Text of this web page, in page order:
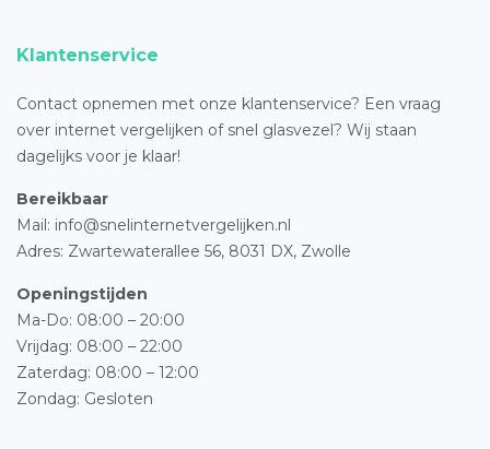
Klantenservice
Contact opnemen met onze klantenservice? Een vraag
over internet vergelijken of snel glasvezel? Wij staan
dagelijks voor je klaar!
Bereikbaar
Mail: info@snelinternetvergelijken.nl
Adres: Zwartewaterallee 56, 8031 DX, Zwolle
Openingstijden
Ma-Do: 08:00 – 20:00
Vrijdag: 08:00 – 22:00
Zaterdag: 08:00 – 12:00
Zondag: Gesloten